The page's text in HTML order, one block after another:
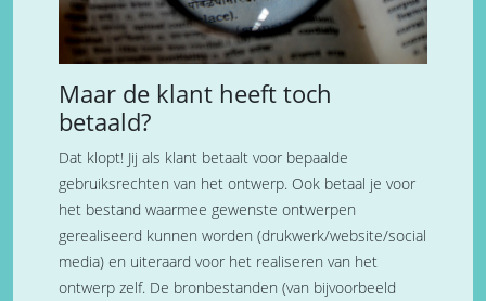
Maar de klant heeft toch
betaald?
Dat klopt! Jij als klant betaalt voor bepaalde
gebruiksrechten van het ontwerp. Ook betaal je voor
het bestand waarmee gewenste ontwerpen
gerealiseerd kunnen worden (drukwerk/website/social
media) en uiteraard voor het realiseren van het
ontwerp zelf. De bronbestanden (van bijvoorbeeld